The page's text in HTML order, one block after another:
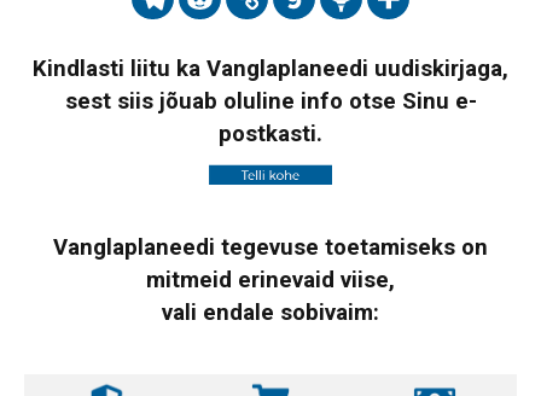
Kindlasti liitu ka Vanglaplaneedi uudiskirjaga,
sest siis jõuab oluline info otse Sinu e-
postkasti.
Vanglaplaneedi tegevuse toetamiseks on
mitmeid erinevaid viise,
vali endale sobivaim: